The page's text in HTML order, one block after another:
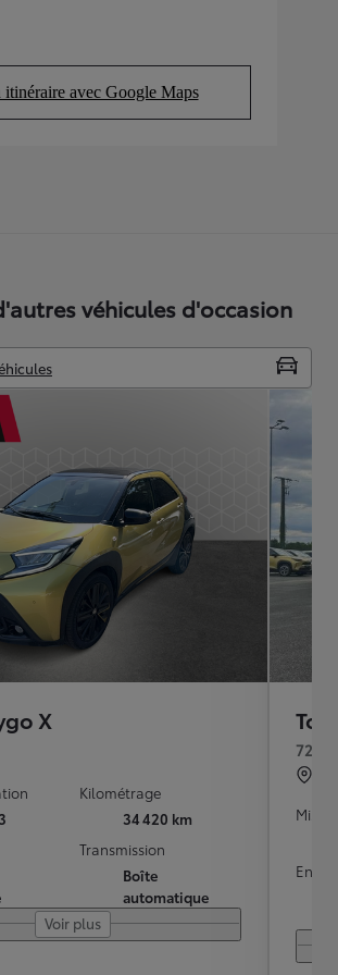
itinéraire avec Google Maps
(Opens in new tab)
véhicules d'occasion
X
Kilométrage
34 420 km
Transmission
Boîte
automatique
Voir plus
72ch
Mise